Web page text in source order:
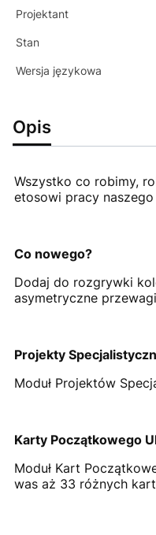
Projektant
Stan
Wersja językowa
Opis
Wszystko co robimy,
etosowi pracy
Co nowego?
Dodaj do rozgrywki
asymetryczne
Projekty
Moduł Projektów
Karty Początkowego
Moduł Kart
was aż 33 różnych